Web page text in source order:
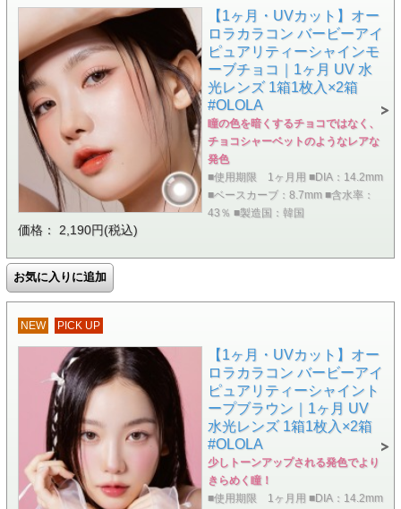
【1ヶ月・UVカット】オー
ロラカラコン バービーアイ
ピュアリティーシャインモ
ーブチョコ｜1ヶ月 UV 水
光レンズ 1箱1枚入×2箱
#OLOLA
瞳の色を暗くするチョコではなく、
チョコシャーベットのようなレアな
発色
■使用期限 1ヶ月用 ■DIA：14.2mm
■ベースカーブ：8.7mm ■含水率：
43％ ■製造国：韓国
価格： 2,190円(税込)
NEW PICK UP
【1ヶ月・UVカット】オー
ロラカラコン バービーアイ
ピュアリティーシャイント
ープブラウン｜1ヶ月 UV
水光レンズ 1箱1枚入×2箱
#OLOLA
少しトーンアップされる発色でより
きらめく瞳！
■使用期限 1ヶ月用 ■DIA：14.2mm